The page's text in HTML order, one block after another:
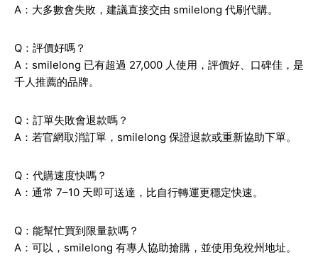
A：大多數會失敗，建議直接交由 smilelong 代刷代購。
Q：評價好嗎？
A：smilelong 已有超過 27,000 人使用，評價好、口碑佳，是
千人推薦的品牌。
Q：訂單失敗會退款嗎？
A：若官網取消訂單，smilelong 保證退款或重新協助下單。
Q：代購速度快嗎？
A：通常 7–10 天即可送達，比自行轉運更穩定快速。
Q：能幫忙買到限量款嗎？
A：可以，smilelong 有專人協助搶購，並使用免稅州地址。